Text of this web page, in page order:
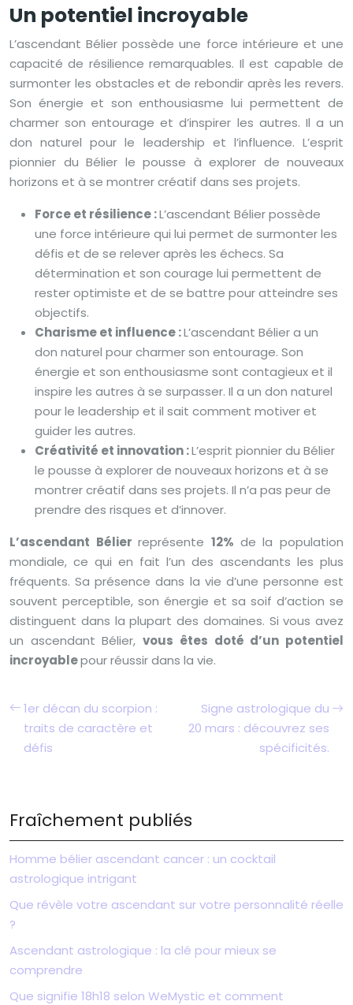
Un potentiel incroyable
L’ascendant Bélier possède une force intérieure et une
capacité de résilience remarquables. Il est capable de
surmonter les obstacles et de rebondir après les revers.
Son énergie et son enthousiasme lui permettent de
charmer son entourage et d’inspirer les autres. Il a un
don naturel pour le leadership et l’influence. L’esprit
pionnier du Bélier le pousse à explorer de nouveaux
horizons et à se montrer créatif dans ses projets.
Force et résilience :L’ascendant Bélier possède
une force intérieure qui lui permet de surmonter les
défis et de se relever après les échecs. Sa
détermination et son courage lui permettent de
rester optimiste et de se battre pour atteindre ses
objectifs.
Charisme et influence :L’ascendant Bélier a un
don naturel pour charmer son entourage. Son
énergie et son enthousiasme sont contagieux et il
inspire les autres à se surpasser. Il a un don naturel
pour le leadership et il sait comment motiver et
guider les autres.
Créativité et innovation :L’esprit pionnier du Bélier
le pousse à explorer de nouveaux horizons et à se
montrer créatif dans ses projets. Il n’a pas peur de
prendre des risques et d’innover.
L’ascendant Bélierreprésente12% de la population
mondiale, ce qui en fait l’un des ascendants les plus
fréquents. Sa présence dans la vie d’une personne est
souvent perceptible, son énergie et sa soif d’action se
distinguent dans la plupart des domaines. Si vous avez
un ascendant Bélier,vous êtes doté d’un potentiel
incroyablepour réussir dans la vie.
1er décan du scorpion :
traits de caractère et
défis
Signe astrologique du
20 mars : découvrez ses
spécificités.
Fraîchement publiés
Homme bélier ascendant cancer : un cocktail
astrologique intrigant
Que révèle votre ascendant sur votre personnalité réelle
?
Ascendant astrologique : la clé pour mieux se
comprendre
Que signifie 18h18 selon WeMystic et comment